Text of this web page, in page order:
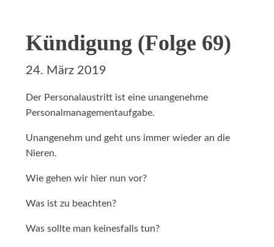
Kündigung (Folge 69)
24. März 2019
Der Personalaustritt ist eine unangenehme
Personalmanagementaufgabe.
Unangenehm und geht uns immer wieder an die
Nieren.
Wie gehen wir hier nun vor?
Was ist zu beachten?
Was sollte man keinesfalls tun?